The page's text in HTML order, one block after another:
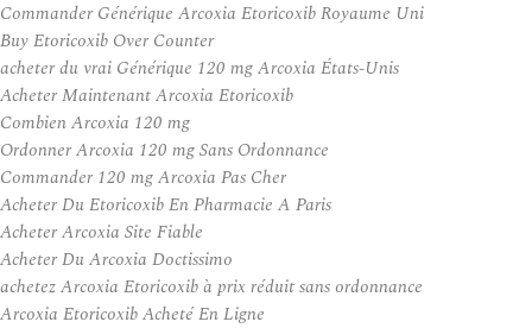
Commander Générique Arcoxia Etoricoxib Royaume Uni
Buy Etoricoxib Over Counter
acheter du vrai Générique 120 mg Arcoxia États-Unis
Acheter Maintenant Arcoxia Etoricoxib
Combien Arcoxia 120 mg
Ordonner Arcoxia 120 mg Sans Ordonnance
Commander 120 mg Arcoxia Pas Cher
Acheter Du Etoricoxib En Pharmacie A Paris
Acheter Arcoxia Site Fiable
Acheter Du Arcoxia Doctissimo
achetez Arcoxia Etoricoxib à prix réduit sans ordonnance
Arcoxia Etoricoxib Acheté En Ligne